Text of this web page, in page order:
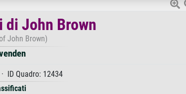
John Brown
John Brown)
ID Quadro: 12434